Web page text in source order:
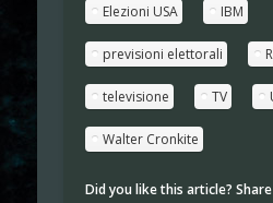
Elezioni USA IBM
previsioni elettorali
televisione TV
Walter Cronkite
Did you like this article?